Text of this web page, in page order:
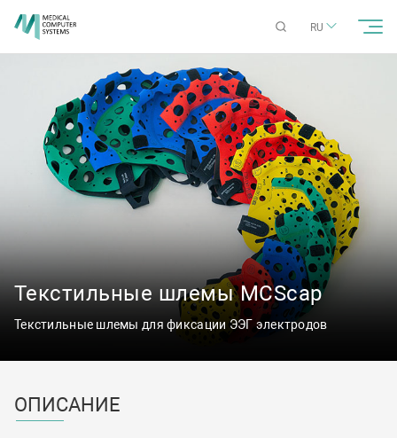
RU
Текстильные шлемы MCScap
Текстильные шлемы для фиксации ЭЭГ электродов
ОПИСАНИЕ